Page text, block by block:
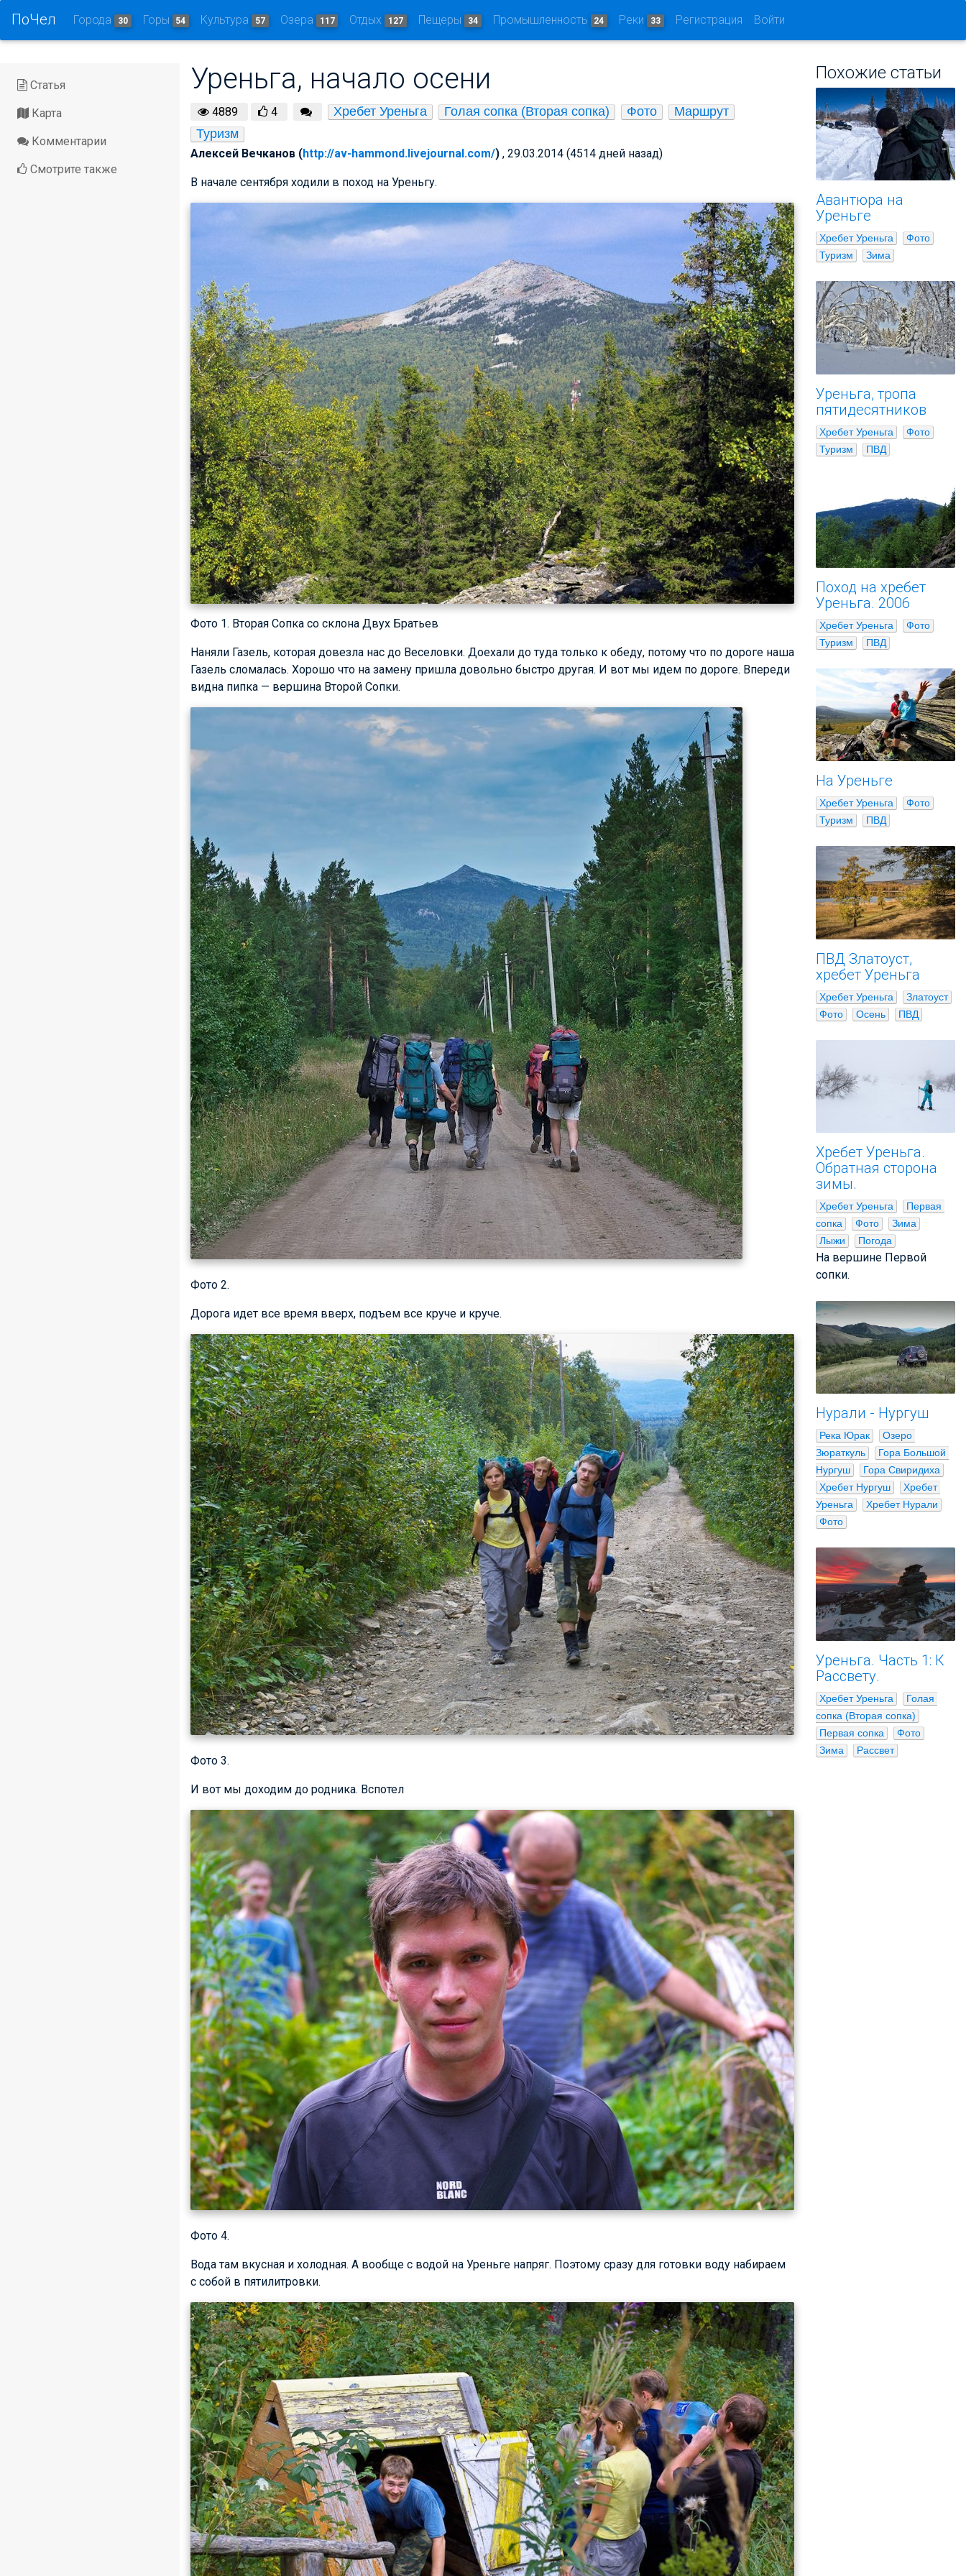
ПоЧел Города 30 Горы 54 Культура 57 Озера 117 Отдых 127 Пещеры 34 Промышленность 24 Реки 33 Регистрация Войти
Статья
Карта
Комментарии
Смотрите также
Уреньга, начало осени
4889 4 Хребет Уреньга Голая сопка (Вторая сопка) Фото
Маршрут
Туризм
Алексей Вечканов (http://av-hammond.livejournal.com/) , 29.03.2014 (4514 дней назад)
В начале сентября ходили в поход на Уреньгу.
Фото 1. Вторая Сопка со склона Двух Братьев
Наняли Газель, которая довезла нас до Веселовки. Доехали до туда только к обеду, потому что по дороге наша
Газель сломалась. Хорошо что на замену пришла довольно быстро другая. И вот мы идем по дороге. Впереди
видна пипка — вершина Второй Сопки.
Фото 2.
Дорога идет все время вверх, подъем все круче и круче.
Фото 3.
И вот мы доходим до родника. Вспотел
Фото 4.
Вода там вкусная и холодная. А вообще с водой на Уреньге напряг. Поэтому сразу для готовки воду набираем
с собой в пятилитровки.
Похожие статьи
Авантюра на
Уреньге
Хребет Уреньга
Фото
Туризм
Зима
Уреньга, тропа
пятидесятников
Хребет Уреньга
Фото
Туризм
ПВД
Поход на хребет
Уреньга. 2006
Хребет Уреньга
Фото
Туризм
ПВД
На Уреньге
Хребет Уреньга
Фото
Туризм
ПВД
ПВД Златоуст,
хребет Уреньга
Хребет Уреньга
Златоуст
Фото
Осень ПВД
Хребет Уреньга.
Обратная сторона
зимы.
Хребет Уреньга
Первая
сопка
Фото
Зима
Лыжи
Погода
На вершине Первой
сопки.
Нурали - Нургуш
Река Юрак
Озеро
Зюраткуль
Гора Большой
Нургуш
Гора Свиридиха
Хребет Нургуш
Хребет
Уреньга
Хребет Нурали
Фото
Уреньга. Часть 1: К
Рассвету.
Хребет Уреньга
Голая
сопка (Вторая сопка)
Первая сопка
Фото
Зима
Рассвет